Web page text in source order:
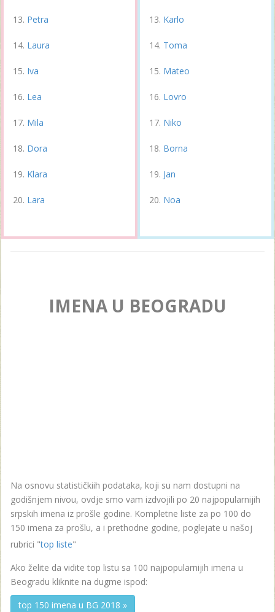
Petra
Laura
Iva
Lea
Mila
Dora
Klara
Lara
Karlo
Toma
Mateo
Lovro
Niko
Borna
Jan
Noa
IMENA U BEOGRADU
Na osnovu statističkiih podataka, koji su nam dostupni na
godišnjem nivou, ovdje smo vam izdvojili po 20 najpopularnijih
srpskih imena iz prošle godine. Kompletne liste za po 100 do
150 imena za prošlu, a i prethodne godine, poglejate u našoj
rubrici "top liste"
Ako želite da vidite top listu sa 100 najpopularnijih imena u
Beogradu kliknite na dugme ispod:
top 150 imena u BG 2018 »